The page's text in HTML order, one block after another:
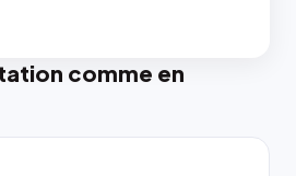
comme en